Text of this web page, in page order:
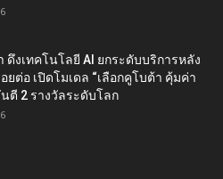
ดึงเทคโนโลยี AI ยกระดับบริการหลัง
ยต่อ เปิดโมเดล “เลือกคูโบต้า คุ้มค่า
นตี 2 รางวัลระดับโลก